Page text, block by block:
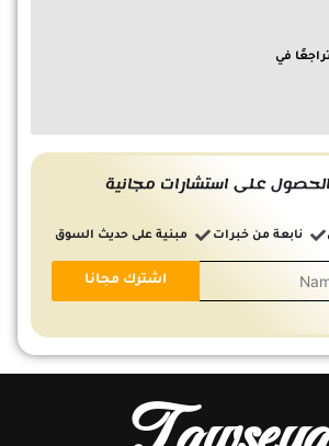
في
على استشارات مجانية
نابعة من خبرات مبنية على حديث السوق